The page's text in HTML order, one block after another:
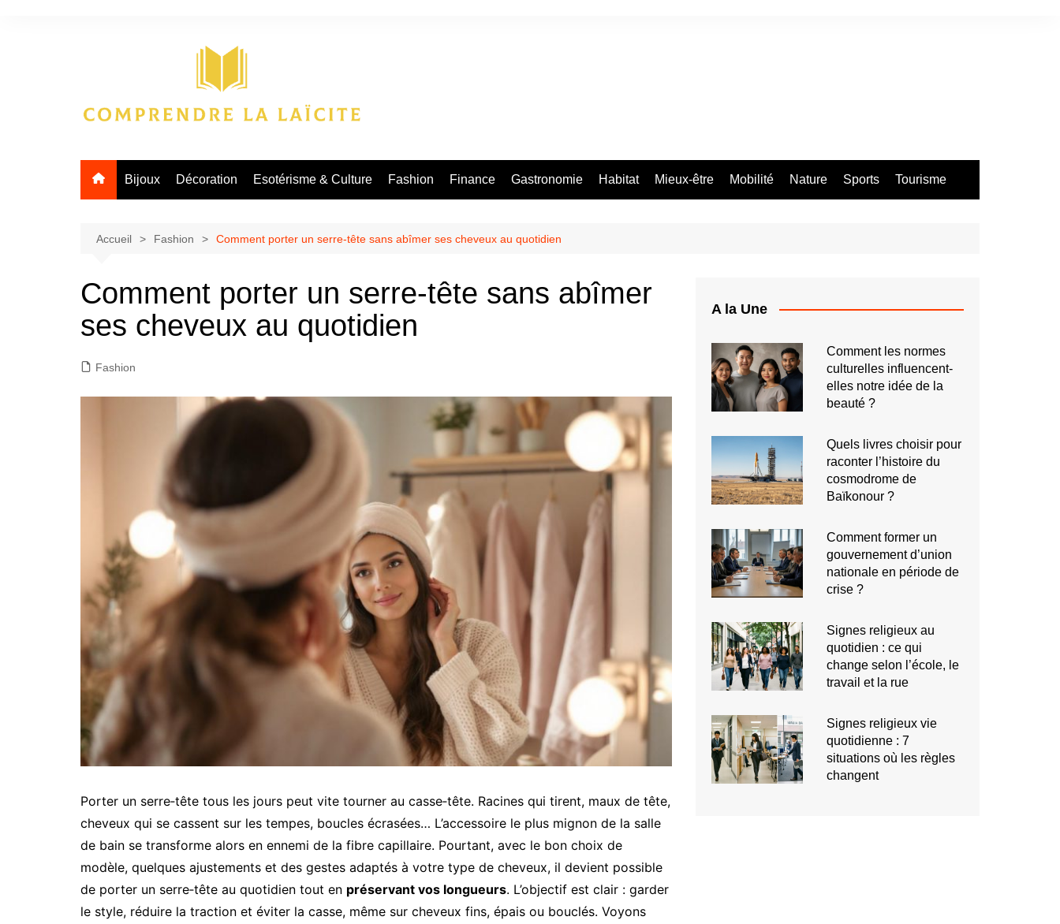
Bijoux Décoration Esotérisme & Culture Fashion Finance Gastronomie Habitat Mieux-être Mobilité Nature Sports Tourisme
Accueil Fashion Comment porter un serre-tête sans abîmer ses cheveux au quotidien
Comment porter un serre-tête sans abîmer
ses cheveux au quotidien
Fashion
Porter un serre‑tête tous les jours peut vite tourner au casse‑tête. Racines qui tirent, maux de tête,
cheveux qui se cassent sur les tempes, boucles écrasées… L’accessoire le plus mignon de la salle
de bain se transforme alors en ennemi de la fibre capillaire. Pourtant, avec le bon choix de
modèle, quelques ajustements et des gestes adaptés à votre type de cheveux, il devient possible
de porter un serre‑tête au quotidien tout en préservant vos longueurs. L’objectif est clair : garder
le style, réduire la traction et éviter la casse, même sur cheveux fins, épais ou bouclés. Voyons
A la Une
Comment les normes
culturelles influencent-
elles notre idée de la
beauté ?
Quels livres choisir pour
raconter l’histoire du
cosmodrome de
Baïkonour ?
Comment former un
gouvernement d’union
nationale en période de
crise ?
Signes religieux au
quotidien : ce qui
change selon l’école, le
travail et la rue
Signes religieux vie
quotidienne : 7
situations où les règles
changent